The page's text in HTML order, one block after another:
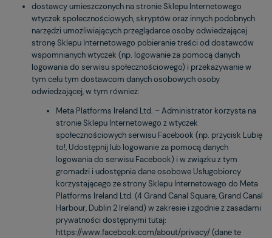
dostawcy umieszczonych na stronie Sklepu Internetowego
wtyczek społecznościowych, skryptów oraz innych podobnych
narzędzi umożliwiających przeglądarce osoby odwiedzającej
stronę Sklepu Internetowego pobieranie treści od dostawców
wspomnianych wtyczek (np. logowanie za pomocą danych
logowania do serwisu społecznościowego) i przekazywanie w
tym celu tym dostawcom danych osobowych osoby
odwiedzającej, w tym również:
Meta Platforms Ireland Ltd. – Administrator korzysta na
stronie Sklepu Internetowego z wtyczek
społecznościowych serwisu Facebook (np. przycisk Lubię
to!, Udostępnij lub logowanie za pomocą danych
logowania do serwisu Facebook) i w związku z tym
gromadzi i udostępnia dane osobowe Usługobiorcy
korzystającego ze strony Sklepu Internetowego do Meta
Platforms Ireland Ltd. (4 Grand Canal Square, Grand Canal
Harbour, Dublin 2 Ireland) w zakresie i zgodnie z zasadami
prywatności dostępnymi tutaj:
https://www.facebook.com/about/privacy/ (dane te